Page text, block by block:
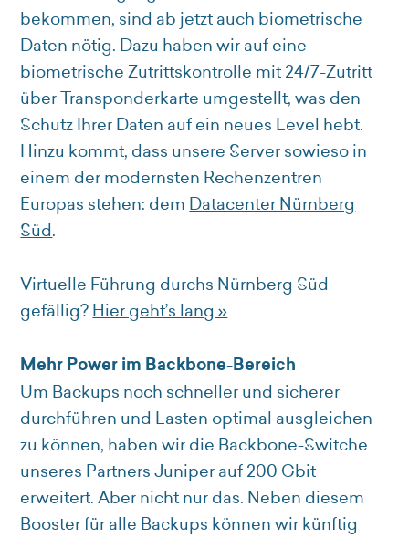
bekommen, sind ab jetzt auch biometrische
Daten nötig. Dazu haben wir auf eine
biometrische Zutrittskontrolle mit 24/7-Zutritt
über Transponderkarte umgestellt, was den
Schutz Ihrer Daten auf ein neues Level hebt.
Hinzu kommt, dass unsere Server sowieso in
einem der modernsten Rechenzentren
Europas stehen: dem Datacenter Nürnberg
Süd.
Virtuelle Führung durchs Nürnberg Süd
gefällig? Hier geht’s lang »
Mehr Power im Backbone-Bereich
Um Backups noch schneller und sicherer
durchführen und Lasten optimal ausgleichen
zu können, haben wir die Backbone-Switche
unseres Partners Juniper auf 200 Gbit
erweitert. Aber nicht nur das. Neben diesem
Booster für alle Backups können wir künftig